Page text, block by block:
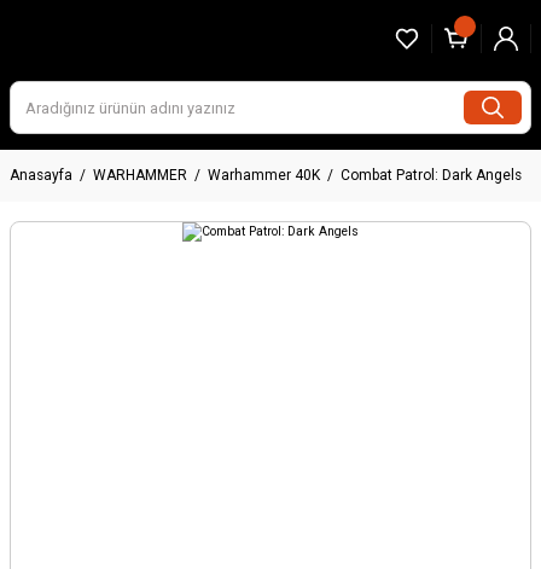
Anasayfa WARHAMMER Warhammer 40K Combat Patrol: Dark Angels